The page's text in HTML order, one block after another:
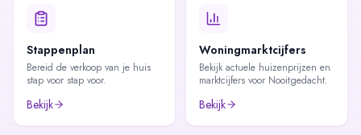
Stappenplan
Bereid de verkoop van je huis
stap voor stap voor.
Bekijk
Woningmarktcijfers
Bekijk actuele huizenprijzen en
marktcijfers voor Nooitgedacht.
Bekijk